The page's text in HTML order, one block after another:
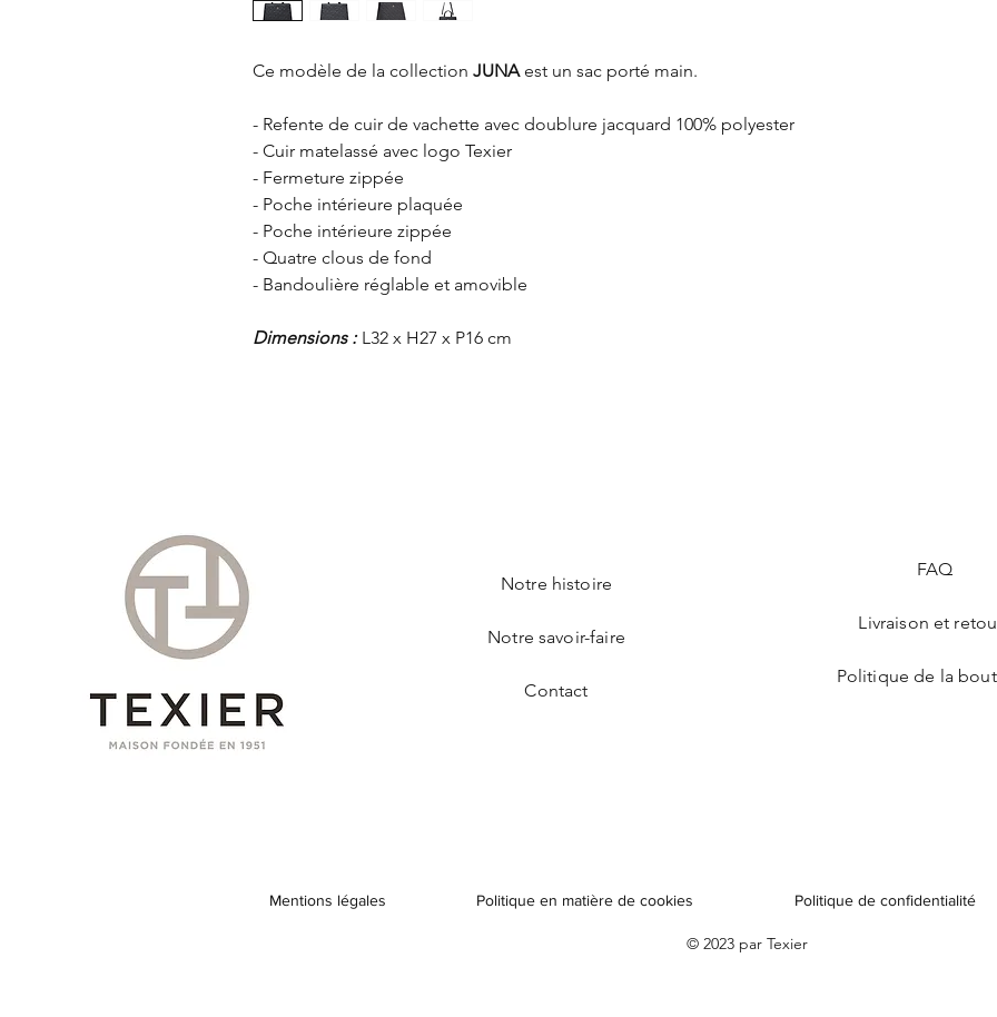
Ce modèle de la collection JUNAest un sac porté main.
- Refente de cuir de vachette avec doublure jacquard 100% polyester
- Cuir matelassé avec logo Texier
- Fermeture zippée
- Poche intérieure plaquée
- Poche intérieure zippée
- Quatre clous de fond
- Bandoulière réglable et amovible
Dimensions : L32 x H27 x P16 cm
Notre histoire
Notre savoir-faire
Contact
FAQ
Livraison et
Politique de la
Mentions légales Politique en matière de cookies Politique de confidentialité
© 2023 par Texier